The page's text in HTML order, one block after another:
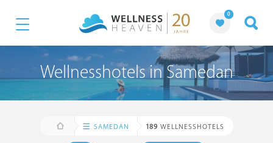
0
Wellnesshotels in Samedan
SAMEDAN 189 WELLNESSHOTELS